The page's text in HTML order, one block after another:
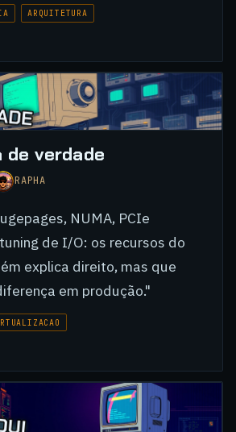
ARQUITETURA
de verdade
RAPHA
NUMA, PCIe
de I/O: os recursos do
explica direito, mas que
em produção."